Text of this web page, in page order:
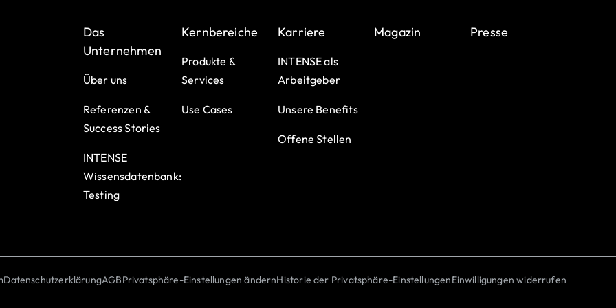
Das
Unternehmen
Über uns
Referenzen &
Success Stories
INTENSE
Wissensdatenbank:
Testing
Kernbereiche
Produkte &
Services
Use Cases
Karriere
INTENSE als
Arbeitgeber
Unsere Benefits
Offene Stellen
Magazin Presse
DatenschutzerklärungAGBPrivatsphäre-Einstellungen ändernHistorie der Privatsphäre-EinstellungenEinwilligungen widerrufen